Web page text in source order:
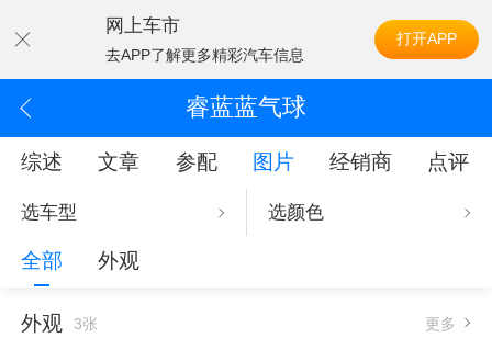
网上车市
去APP了解更多精彩汽车信息
打开APP
睿蓝蓝气球
综述 文章 参配 图片 经销商 点评
选车型 选颜色
全部 外观
外观 3张 更多